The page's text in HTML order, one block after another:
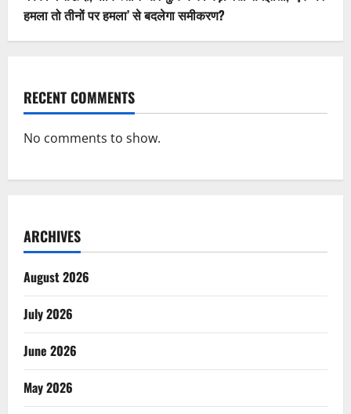
हमला तो तीनों पर हमला’ से बदलेगा समीकरण?
RECENT COMMENTS
No comments to show.
ARCHIVES
August 2026
July 2026
June 2026
May 2026